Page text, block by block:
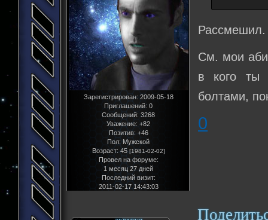
Зарегистрирован: 2009-05-18
Приглашений: 0
Сообщений: 3268
Уважение: +82
Позитив: +46
Пол:Мужской
Возраст: 45 [1981-02-02]
Провел на форуме:
1 месяц 27 дней
Последний визит:
2011-02-17 14:43:03
Рассмешил.
См. мои
в кого ты
болтами,
0